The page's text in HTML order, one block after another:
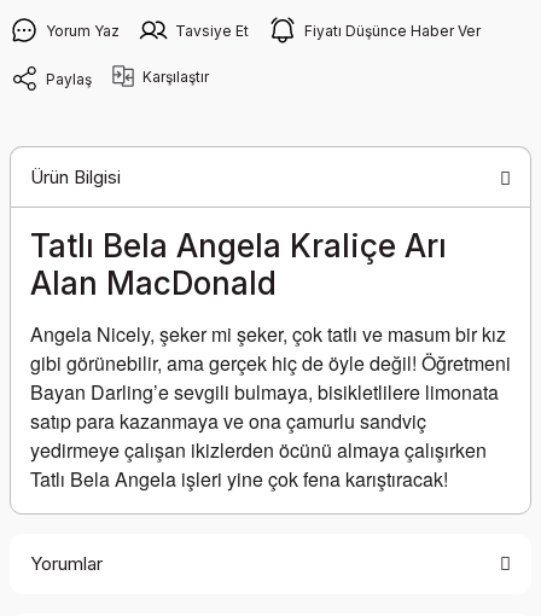
Yorum Yaz Tavsiye Et Fiyatı Düşünce Haber Ver
Paylaş Karşılaştır
Ürün Bilgisi
Tatlı Bela Angela Kraliçe Arı
Alan MacDonald
Angela Nicely, şeker mi şeker, çok tatlı ve masum bir kız
gibi görünebilir, ama gerçek hiç de öyle değil! Öğretmeni
Bayan Darling’e sevgili bulmaya, bisikletlilere limonata
satıp para kazanmaya ve ona çamurlu sandviç
yedirmeye çalışan ikizlerden öcünü almaya çalışırken
Tatlı Bela Angela işleri yine çok fena karıştıracak!
Yorumlar